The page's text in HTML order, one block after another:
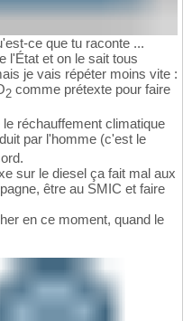
ce que tu raconte ...
l'État et on le sait tous
je vais répéter moins vite :
2 comme prétexte pour faire
réchauffement climatique
par l'homme (c'est le
sur le diesel ça fait mal aux
être au SMIC et faire
en ce moment, quand le